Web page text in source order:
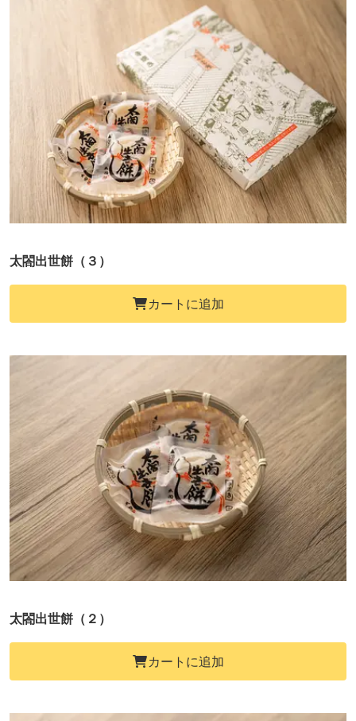
太閤出世餅（３）
カートに追加
太閤出世餅（２）
カートに追加